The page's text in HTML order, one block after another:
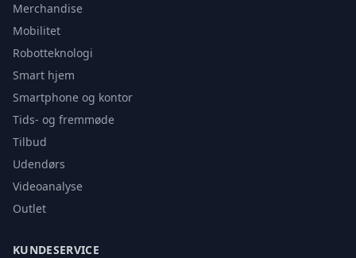
Merchandise
Mobilitet
Robotteknologi
Smart hjem
Smartphone og kontor
Tids- og fremmøde
Tilbud
Udendørs
Videoanalyse
Outlet
KUNDESERVICE